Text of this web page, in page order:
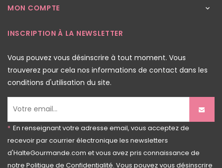
MON COMPTE 
INSCRIPTION À LA NEWSLETTER
Vous pouvez vous désinscrire à tout moment. Vous
trouverez pour cela nos informations de contact dans les
conditions d'utilisation du site.
* En renseignant votre adresse email, vous acceptez de
recevoir par courrier électronique les newsletters
d'HalteGourmande.com et vous avez pris connaissance de
notre Politique de Confidentialité. Vous pouvez vous désinscrire